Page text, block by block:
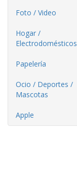
Foto / Video
Hogar /
Electrodomésticos
Papelería
Ocio / Deportes /
Mascotas
Apple